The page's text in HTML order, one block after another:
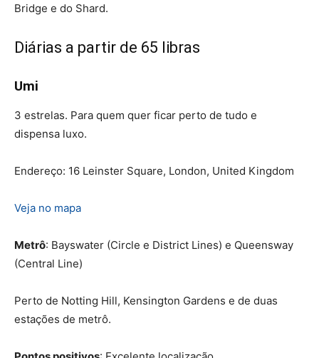
Bridge e do Shard.
Diárias a partir de 65 libras
Umi
3 estrelas. Para quem quer ficar perto de tudo e
dispensa luxo.
Endereço: 16 Leinster Square, London, United Kingdom
Veja no mapa
Metrô: Bayswater (Circle e District Lines) e Queensway
(Central Line)
Perto de Notting Hill, Kensington Gardens e de duas
estações de metrô.